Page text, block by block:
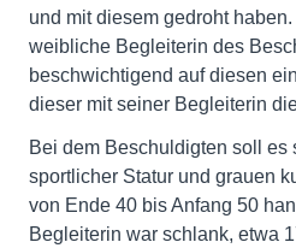
und mit diesem gedroht
weibliche Begleiterin des
beschwichtigend auf diesen
dieser mit seiner Begleiterin
Bei dem Beschuldigten soll es
sportlicher Statur und grauen
von Ende 40 bis Anfang 50
Begleiterin war schlank, etwa